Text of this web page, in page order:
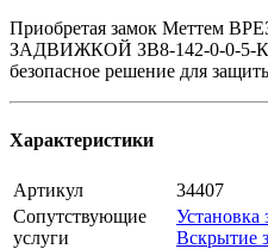
Приобретая замок Меттем
ЗАДВИЖКОЙ ЗВ8-142-0-0-5-
безопасное решение для
Характеристики
Артикул
34407
Сопутствующие
услуги
Установка
Вскрытие